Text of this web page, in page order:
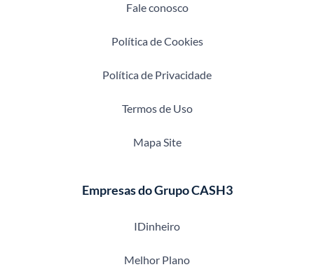
Fale conosco
Política de Cookies
Política de Privacidade
Termos de Uso
Mapa Site
Empresas do Grupo CASH3
IDinheiro
Melhor Plano